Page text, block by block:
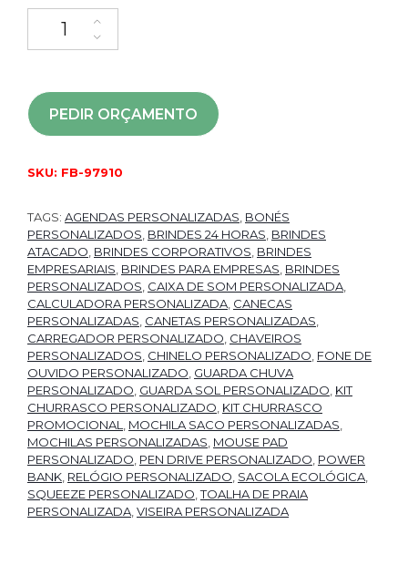
PEDIR ORÇAMENTO
SKU: FB-97910
TAGS: AGENDAS PERSONALIZADAS, BONÉS
PERSONALIZADOS, BRINDES 24 HORAS, BRINDES
ATACADO, BRINDES CORPORATIVOS, BRINDES
EMPRESARIAIS, BRINDES PARA EMPRESAS, BRINDES
PERSONALIZADOS, CAIXA DE SOM PERSONALIZADA,
CALCULADORA PERSONALIZADA, CANECAS
PERSONALIZADAS, CANETAS PERSONALIZADAS,
CARREGADOR PERSONALIZADO, CHAVEIROS
PERSONALIZADOS, CHINELO PERSONALIZADO, FONE DE
OUVIDO PERSONALIZADO, GUARDA CHUVA
PERSONALIZADO, GUARDA SOL PERSONALIZADO, KIT
CHURRASCO PERSONALIZADO, KIT CHURRASCO
PROMOCIONAL, MOCHILA SACO PERSONALIZADAS,
MOCHILAS PERSONALIZADAS, MOUSE PAD
PERSONALIZADO, PEN DRIVE PERSONALIZADO, POWER
BANK, RELÓGIO PERSONALIZADO, SACOLA ECOLÓGICA,
SQUEEZE PERSONALIZADO,TOALHA DE PRAIA
PERSONALIZADA,VISEIRA PERSONALIZADA